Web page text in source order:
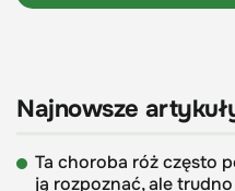
Najnowsze
Ta choroba róż często
ją rozpoznać, ale